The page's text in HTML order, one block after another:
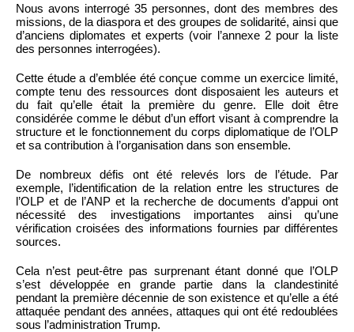
Nous avons interrogé 35 personnes, dont des membres des
missions, de la diaspora et des groupes de solidarité, ainsi que
d’anciens diplomates et experts (voir l’annexe 2 pour la liste
des personnes interrogées).
Cette étude a d’emblée été conçue comme un exercice limité,
compte tenu des ressources dont disposaient les auteurs et
du fait qu’elle était la première du genre. Elle doit être
considérée comme le début d’un effort visant à comprendre la
structure et le fonctionnement du corps diplomatique de l’OLP
et sa contribution à l’organisation dans son ensemble.
De nombreux défis ont été relevés lors de l’étude. Par
exemple, l’identification de la relation entre les structures de
l’OLP et de l’ANP et la recherche de documents d’appui ont
nécessité des investigations importantes ainsi qu’une
vérification croisées des informations fournies par différentes
sources.
Cela n’est peut-être pas surprenant étant donné que l’OLP
s’est développée en grande partie dans la clandestinité
pendant la première décennie de son existence et qu’elle a été
attaquée pendant des années, attaques qui ont été redoublées
sous l’administration Trump.